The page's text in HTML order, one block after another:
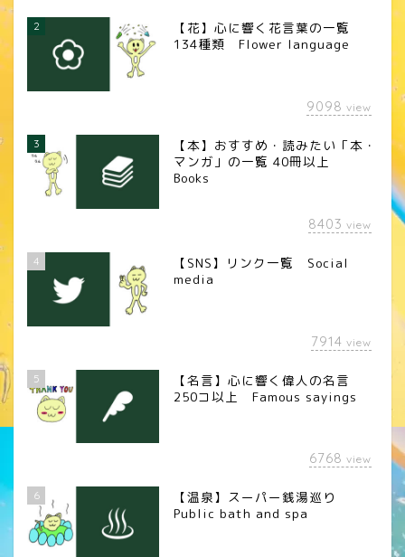
2
【花】心に響く花言葉の一覧
134種類 Flower language
9098 view
3
【本】おすすめ・読みたい「本・
マンガ」の一覧 40冊以上
Books
8403 view
4
【SNS】リンク一覧 Social
media
7914 view
5
【名言】心に響く偉人の名言
250コ以上 Famous sayings
6768 view
6
【温泉】スーパー銭湯巡り
Public bath and spa